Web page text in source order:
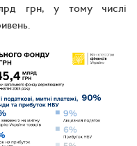
грн, у тому числі